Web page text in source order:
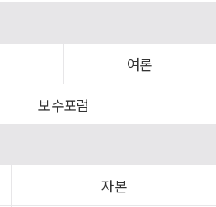
여론
보수포럼
자본